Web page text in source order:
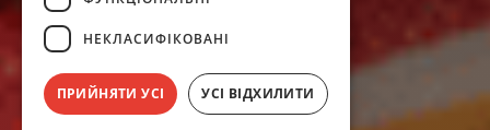
до змін
клімату
НЕКЛАСИФІКОВАНІ
ПРИЙНЯТИ УСІ УСІ ВІДХИЛИТИ